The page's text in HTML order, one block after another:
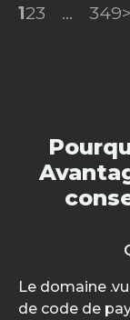
123 ... 349>
Le domaine
de code de